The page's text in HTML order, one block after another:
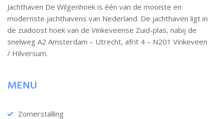
Jachthaven De Wilgenhoek is één van de mooiste en
modernste jachthavens van Nederland. De jachthaven ligt in
de zuidoost hoek van de Vinkeveense Zuid-plas, nabij de
snelweg A2 Amsterdam – Utrecht, afrit 4 – N201 Vinkeveen
/ Hilversum.
MENU
Zomerstalling